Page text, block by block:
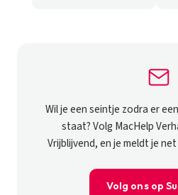
Wil je een seintje zodra er
staat? Volg MacHelp
Vrijblijvend, en je meldt je
Volg ons op